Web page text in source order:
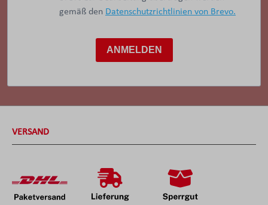
gemäß den Datenschutzrichtlinien von Brevo.
ANMELDEN
VERSAND